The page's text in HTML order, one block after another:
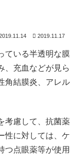
2019.11.17
ている半透明な膜
、充血などが見ら
角結膜炎、アレル
考慮して、抗菌薬
性に対しては、ケ
つ点眼薬等が使用